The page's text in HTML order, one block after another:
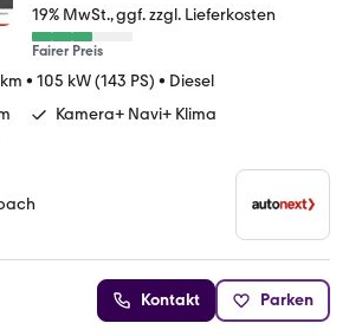
19% MwSt. ggf. zzgl. Lieferkosten
Fairer Preis
• 105 kW (143 PS) • Diesel
Kamera+ Navi+ Klima
Kontakt Parken